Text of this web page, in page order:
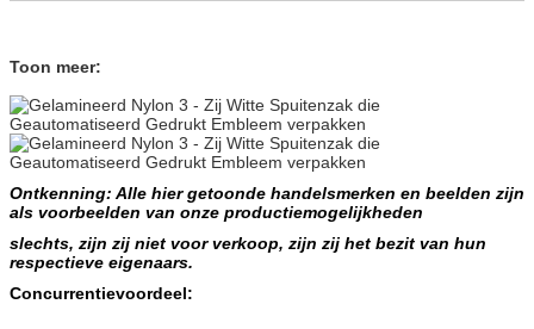
Toon meer:
Ontkenning: Alle hier getoonde handelsmerken en beelden zijn
als voorbeelden van onze productiemogelijkheden
slechts, zijn zij niet voor verkoop, zijn zij het bezit van hun
respectieve eigenaars.
Concurrentievoordeel: